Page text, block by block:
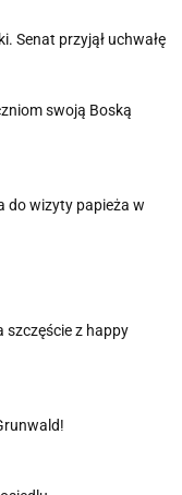
Senat przyjął uchwałę
swoją Boską
do wizyty papieża w
szczęście z happy